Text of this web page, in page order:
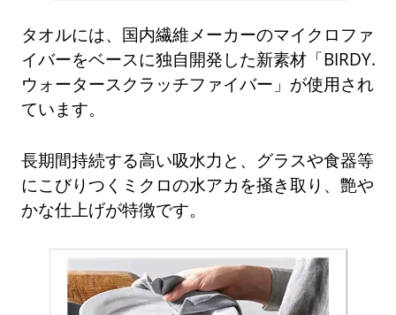
タオルには、国内繊維メーカーのマイクロファ
イバーをベースに独自開発した新素材「BIRDY.
ウォータースクラッチファイバー」が使用され
ています。
長期間持続する高い吸水力と、グラスや食器等
にこびりつくミクロの水アカを掻き取り、艶や
かな仕上げが特徴です。